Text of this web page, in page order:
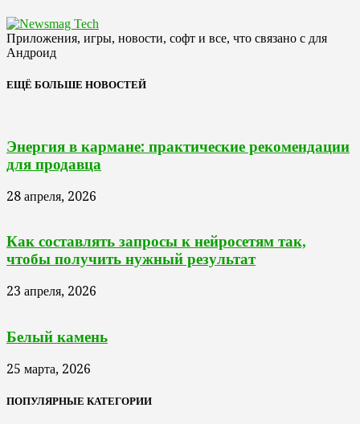
Приложения, игры, новости, софт и все, что связано с для
Андроид
ЕЩЁ БОЛЬШЕ НОВОСТЕЙ
Энергия в кармане: практические рекомендации
для продавца
28 апреля, 2026
Как составлять запросы к нейросетям так,
чтобы получить нужный результат
23 апреля, 2026
Белый камень
25 марта, 2026
ПОПУЛЯРНЫЕ КАТЕГОРИИ